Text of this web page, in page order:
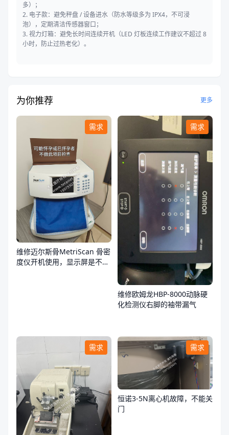
多）；
2. 电子款：避免秤盘 / 设备进水（防水等级多为 IPX4，不可浸
泡），定期清洁传感器窗口；
3. 视力灯箱：避免长时间连续开机（LED 灯板连续工作建议不超过 8
小时，防止过热老化）。
为你推荐 更多
需求
维修迈尔斯骨MetriScan 骨密
度仪开机使用，显示屏是不
需求
维修欧姆龙HBP-8000动脉硬
化检测仪右脚的袖带漏气
需求 需求
恒诺3-5N离心机故障，不能关
门